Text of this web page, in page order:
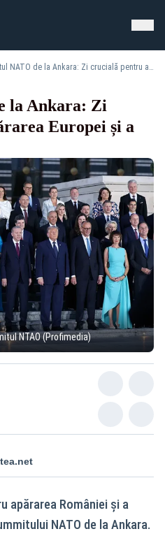
Summitul NATO de la Ankara: Zi crucială pentru apărarea Europei și a României
la Ankara: Zi
Europei și a
NTAO (Profimedia)
apărarea României și a
NATO de la Ankara.